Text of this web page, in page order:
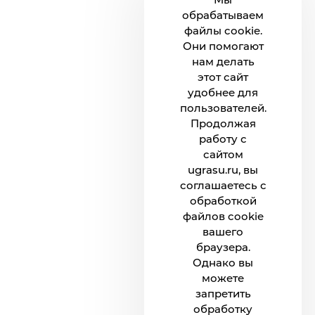
обрабатываем
файлы cookie.
Они помогают
нам делать
этот сайт
удобнее для
пользователей.
Продолжая
работу с
сайтом
ugrasu.ru, вы
соглашаетесь с
обработкой
файлов cookie
вашего
браузера.
Однако вы
можете
запретить
обработку